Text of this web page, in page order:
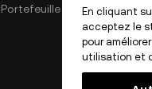
Portefeuille SolanaEn cliquant
acceptez le
pour
utilisation et